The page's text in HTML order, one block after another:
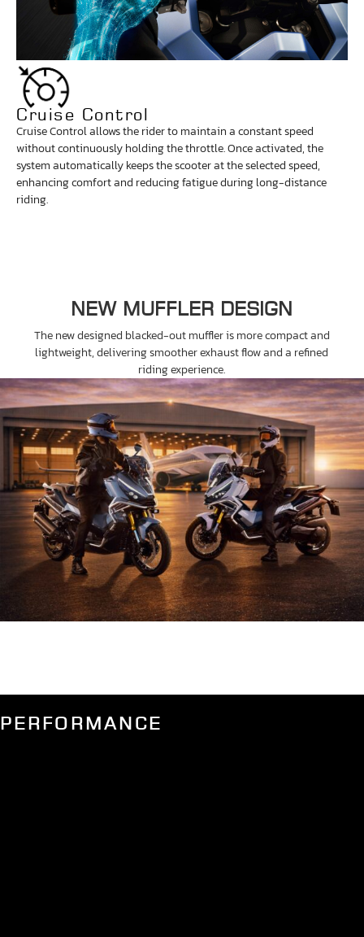
Cruise Control
Cruise Control allows the rider to maintain a constant speed
without continuously holding the throttle. Once activated, the
system automatically keeps the scooter at the selected speed,
enhancing comfort and reducing fatigue during long-distance
riding.
NEW MUFFLER DESIGN
The new designed blacked-out muffler is more compact and
lightweight, delivering smoother exhaust flow and a refined
riding experience.
PERFORMANCE